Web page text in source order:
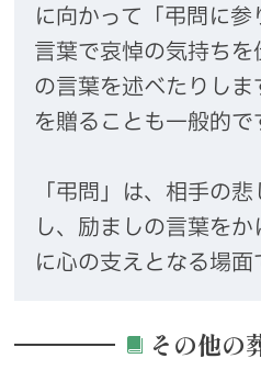
に向かって「弔問に
言葉で哀悼の気持ち
の言葉を述べたりし
を贈ることも一般的で
「弔問」は、相手の
し、励ましの言葉を
に心の支えとなる場面
その他の